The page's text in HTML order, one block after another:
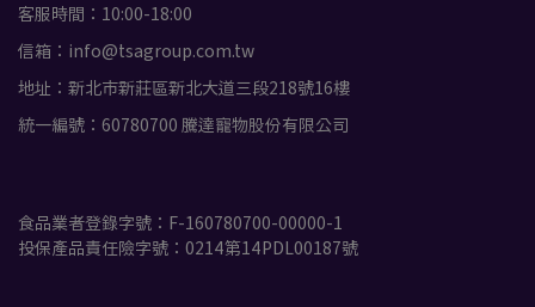
客服時間：10:00-18:00
信箱：info@tsagroup.com.tw
地址：新北市新莊區新北大道三段218號16樓
統一編號：60780700 騰達寵物股份有限公司
食品業者登錄字號：F-160780700-00000-1
投保產品責任險字號：0214第14PDL00187號